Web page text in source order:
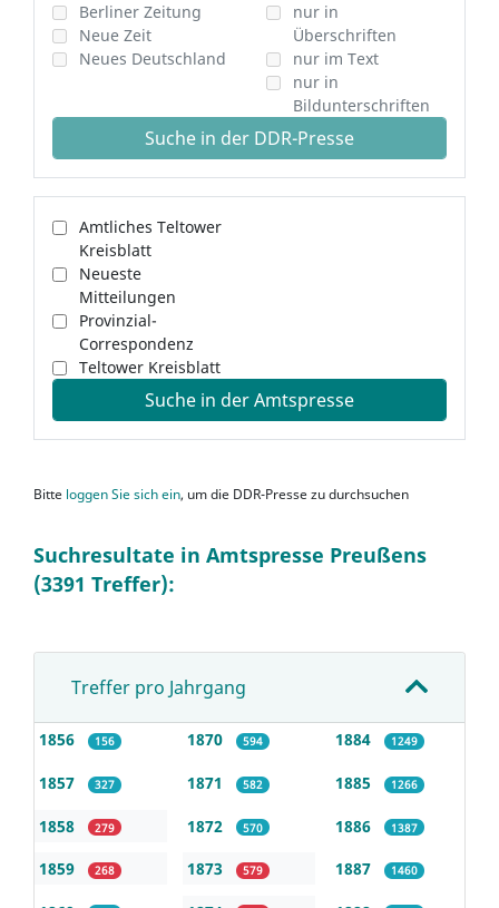
Berliner Zeitung
Neue Zeit
Neues Deutschland
nur in
Überschriften
nur im Text
nur in
Bildunterschriften
Suche in der DDR-Presse
Amtliches Teltower
Kreisblatt
Neueste
Mitteilungen
Provinzial-
Correspondenz
Teltower Kreisblatt
Suche in der Amtspresse
Bitte loggen Sie sich ein, um die DDR-Presse zu durchsuchen
Suchresultate in Amtspresse Preußens
(3391 Treffer):
Treffer pro Jahrgang
1856 156
1857 327
1858 279
1859 268
1870 594
1871 582
1872 570
1873 579
1884 1249
1885 1266
1886 1387
1887 1460